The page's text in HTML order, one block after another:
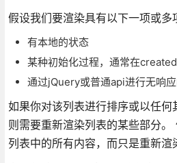
假设我们要渲染具有以下一项或多
有本地的状态
某种初始化过程，通常在
通过jQuery或普通api进行无响
如果你对该列表进行排序或以任何
则需要重新渲染列表的某些部分
列表中的所有内容，而只是重新渲